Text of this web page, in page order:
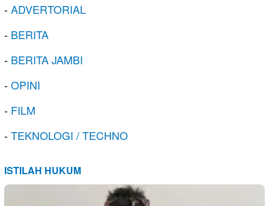
-ADVERTORIAL
- BERITA
- BERITA JAMBI
-OPINI
- FILM
-TEKNOLOGI / TECHNO
ISTILAH HUKUM